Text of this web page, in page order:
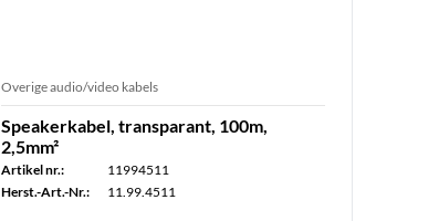
Overige audio/video kabels
Speakerkabel, transparant, 100m,
2,5mm²
Artikel nr.:
11994511
Herst.-Art.-Nr.:
11.99.4511